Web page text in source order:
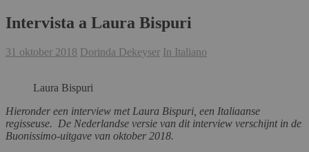
Intervista a Laura Bispuri
31 oktober 2018 Dorinda Dekeyser In Italiano
Laura Bispuri
Hieronder een interview met Laura Bispuri, een Italiaanse
regisseuse. De Nederlandse versie van dit interview verschijnt in de
Buonissimo-uitgave van oktober 2018.